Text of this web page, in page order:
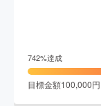
742%達成
目標金額100,000円